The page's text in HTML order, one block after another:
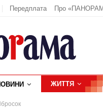
Передплата Про
ЖИТТЯ